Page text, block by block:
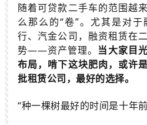
随着可贷款二手车的范围越
么那么的“卷”。尤其是对
行、汽金公司，融资租赁在
势——资产管理。 当大家目
布局，啃下这块肥肉，或许
批租赁公司，最好的选择。
“种一棵树最好的时间是十年